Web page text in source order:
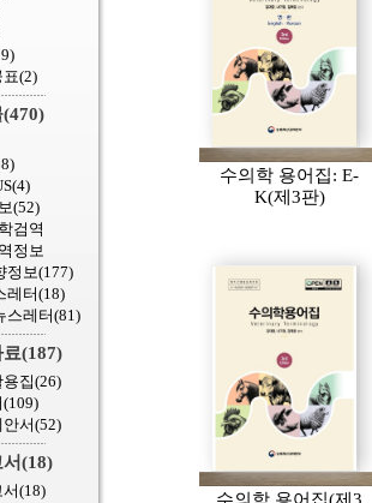
(2)
(470)
(4)
(52)
검역
정보
정보(177)
레터(18)
스레터(81)
(187)
집(26)
(109)
서(52)
(18)
(18)
수의학 용어집: E-
K(제3판)